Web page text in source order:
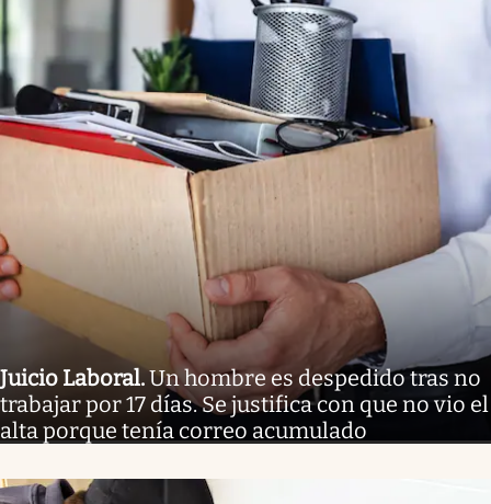
Juicio Laboral.Un hombre es despedido tras no
trabajar por 17 días. Se justifica con que no vio el
alta porque tenía correo acumulado